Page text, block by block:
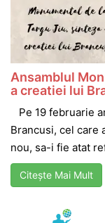
Ansamblul
a creatiei lui
Pe 19 februarie
Brancusi, cel care
nou, sa-i fie atat
Citește Mai Mult